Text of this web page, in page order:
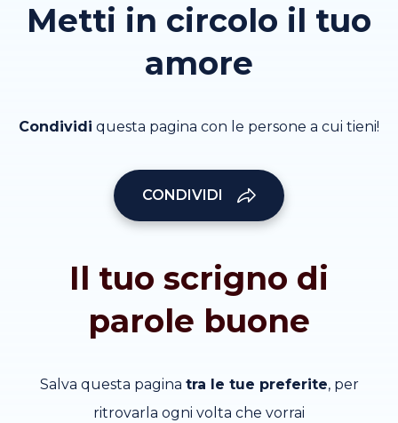
Metti in circolo il tuo
amore
Condividi questa pagina con le persone a cui tieni!
CONDIVIDI
Il tuo scrigno di
parole buone
Salva questa pagina tra le tue preferite, per
ritrovarla ogni volta che vorrai